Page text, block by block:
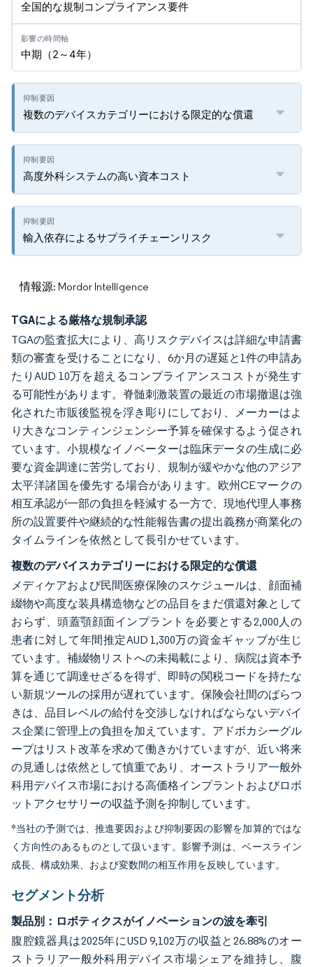
全国的な規制コンプライアンス要件
中期（2～4年）
複数のデバイスカテゴリーにおける限定的な償還
高度外科システムの高い資本コスト
輸入依存によるサプライチェーンリスク
情報源: Mordor Intelligence
TGAによる厳格な規制承認
TGAの監査拡大により、高リスクデバイスは詳細な申請書
類の審査を受けることになり、6か月の遅延と1件の申請あ
たりAUD 10万を超えるコンプライアンスコストが発生す
る可能性があります。脊髄刺激装置の最近の市場撤退は強
化された市販後監視を浮き彫りにしており、メーカーはよ
り大きなコンティンジェンシー予算を確保するよう促され
ています。小規模なイノベーターは臨床データの生成に必
要な資金調達に苦労しており、規制が緩やかな他のアジア
太平洋諸国を優先する場合があります。欧州CEマークの
相互承認が一部の負担を軽減する一方で、現地代理人事務
所の設置要件や継続的な性能報告書の提出義務が商業化の
タイムラインを依然として長引かせています。
複数のデバイスカテゴリーにおける限定的な償還
メディケアおよび民間医療保険のスケジュールは、顔面補
綴物や高度な装具構造物などの品目をまだ償還対象として
おらず、頭蓋顎顔面インプラントを必要とする2,000人の
患者に対して年間推定AUD 1,300万の資金ギャップが生じ
ています。補綴物リストへの未掲載により、病院は資本予
算を通じて調達せざるを得ず、即時の関税コードを持たな
い新規ツールの採用が遅れています。保険会社間のばらつ
きは、品目レベルの給付を交渉しなければならないデバイ
ス企業に管理上の負担を加えています。アドボカシーグル
ープはリスト改革を求めて働きかけていますが、近い将来
の見通しは依然として慎重であり、オーストラリア一般外
科用デバイス市場における高価格インプラントおよびロボ
ットアクセサリーの収益予測を抑制しています。
*当社の予測では、推進要因および抑制要因の影響を加算的ではな
く方向性のあるものとして扱います。影響予測は、ベースライン
成長、構成効果、および変数間の相互作用を反映しています。
セグメント分析
製品別：ロボティクスがイノベーションの波を牽引
腹腔鏡器具は2025年にUSD 9,102万の収益と26.88%のオー
ストラリア一般外科用デバイス市場シェアを維持し、腹